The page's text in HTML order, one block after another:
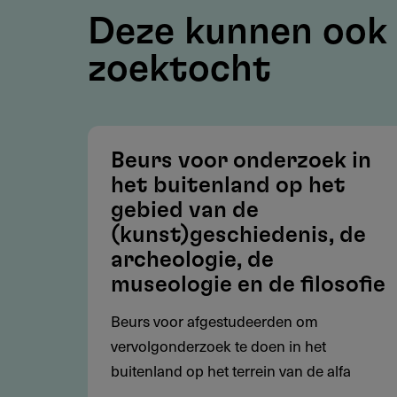
Overige gebieden, betrekking
voorgeschiedenis, het
Voorwaarden
Kleine subsidie voor
en fysische antropologie
Uit de aanvraag moet duidelijk
Wat de meerwaarde is van
karakter) en op welke wijze
verkregen
Binnen welk groter
inbedding)
Deze kunnen
zoektocht
Beurs voor onderzoek in
het buitenland op het
gebied van de
(kunst)geschiedenis, de
archeologie, de
museologie en de filosofie
Beurs voor afgestudeerden om
vervolgonderzoek te doen in het
buitenland op het terrein van de alfa